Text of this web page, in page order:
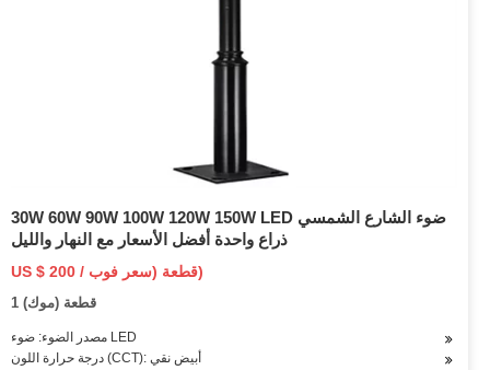
30W 60W 90W 100W 120W 150W LED ضوء الشارع الشمسي
ذراع واحدة أفضل الأسعار مع النهار والليل
US $ 200 / قطعة (سعر فوب)
1 قطعة (موك)
مصدر الضوء: ضوء LED
درجة حرارة اللون (CCT): أبيض نقي